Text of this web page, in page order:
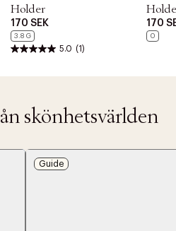
Holder
170 SEK
3.8 G
5.0 (1)
170
0
skönhetsvärlden
Guide